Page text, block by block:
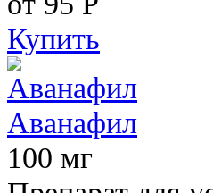
Купить
Аванафил
100 мг